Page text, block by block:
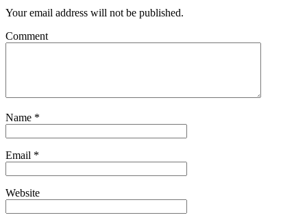
Your email address will not be published.
Comment
Name *
Email *
Website